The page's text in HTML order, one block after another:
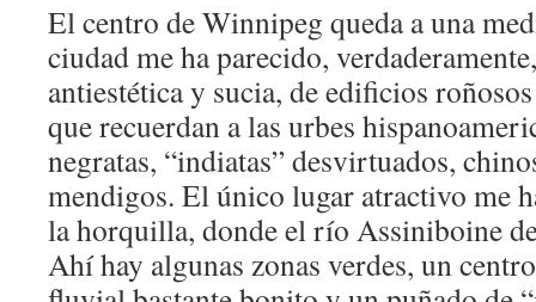
El centro de Winnipeg queda a una
ciudad me ha parecido,
antiestética y sucia, de edificios
que recuerdan a las urbes
negratas, “indiatas” desvirtuados,
mendigos. El único lugar atractivo me
la horquilla, donde el río Assiniboine
Ahí hay algunas zonas verdes, un